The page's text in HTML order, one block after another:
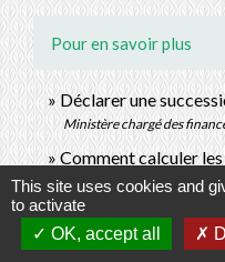
Pour en savoir plus
Déclarer une
Ministère chargé des
Comment calculer
Ministère chargé des
This site uses cookies and
to activate
OK, accept all